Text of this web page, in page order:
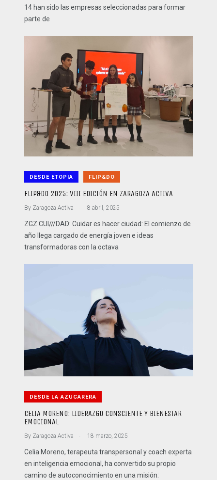
14 han sido las empresas seleccionadas para formar
parte de
DESDE ETOPIA FLIP&DO
FLIP&DO 2025: VIII EDICIÓN EN ZARAGOZA ACTIVA
By Zaragoza Activa 8 abril, 2025
ZGZ CUI///DAD: Cuidar es hacer ciudad: El comienzo de
año llega cargado de energía joven e ideas
transformadoras con la octava
DESDE LA AZUCARERA
CELIA MORENO: LIDERAZGO CONSCIENTE Y BIENESTAR
EMOCIONAL
By Zaragoza Activa 18 marzo, 2025
Celia Moreno, terapeuta transpersonal y coach experta
en inteligencia emocional, ha convertido su propio
camino de autoconocimiento en una misión: